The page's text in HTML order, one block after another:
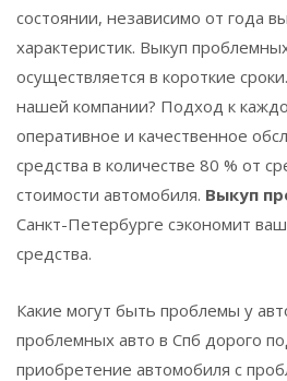
состоянии, независимо от года
характеристик. Выкуп
осуществляется в короткие
нашей компании? Подход к
оперативное и качественное
средства в количестве 80 % от
стоимости автомобиля. Выкуп
Санкт-Петербурге сэкономит
средства.
Какие могут быть проблемы у
проблемных авто в Спб дорого
приобретение автомобиля с